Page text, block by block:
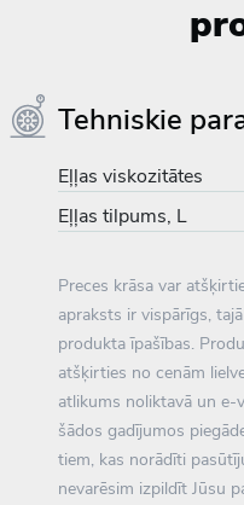
Tehniskie
Eļļas viskozitātes
Eļļas tilpums, L
Preces krāsa var
apraksts ir vispārīgs,
produkta īpašības.
atšķirties no cenām
atlikums noliktavā un e-
šādos gadījumos
tiem, kas norādīti
nevarēsim izpildīt Jūsu